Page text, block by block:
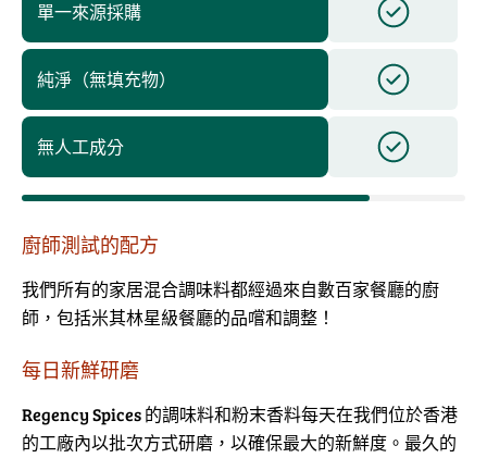
單一來源採購
純淨（無填充物）
無人工成分
廚師測試的配方
我們所有的家居混合調味料都經過來自數百家餐廳的廚
師，包括米其林星級餐廳的品嚐和調整！
每日新鮮研磨
Regency Spices 的調味料和粉末香料每天在我們位於香港
的工廠內以批次方式研磨，以確保最大的新鮮度。最久的